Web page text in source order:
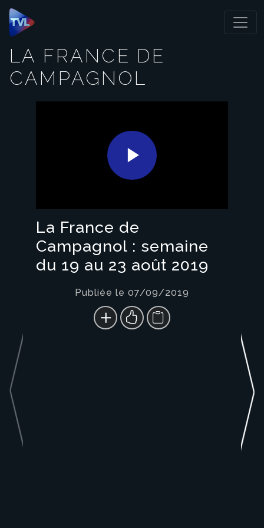
Panneau de gestion des cookies
LA FRANCE DE
CAMPAGNOL
Play
Video
La France de
Campagnol : semaine
du 19 au 23 août 2019
Publiée le 07/09/2019